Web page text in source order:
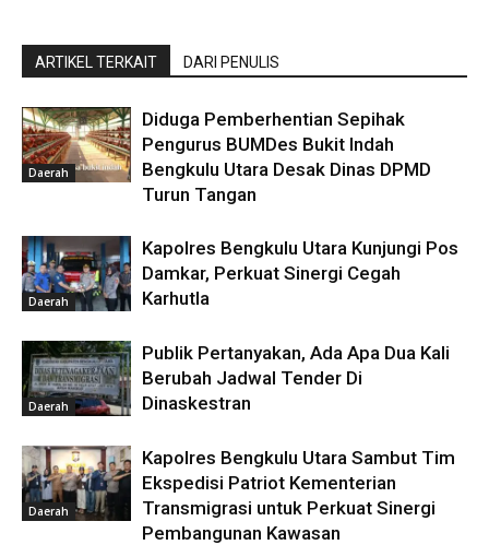
ARTIKEL TERKAIT DARI PENULIS
Daerah
Diduga Pemberhentian Sepihak
Pengurus BUMDes Bukit Indah
Bengkulu Utara Desak Dinas DPMD
Turun Tangan
Daerah
Kapolres Bengkulu Utara Kunjungi Pos
Damkar, Perkuat Sinergi Cegah
Karhutla
Daerah
Publik Pertanyakan, Ada Apa Dua Kali
Berubah Jadwal Tender Di
Dinaskestran
Daerah
Kapolres Bengkulu Utara Sambut Tim
Ekspedisi Patriot Kementerian
Transmigrasi untuk Perkuat Sinergi
Pembangunan Kawasan